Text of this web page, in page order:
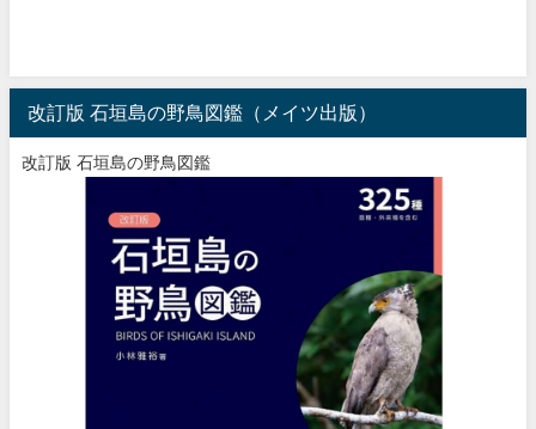
改訂版 石垣島の野鳥図鑑（メイツ出版）
改訂版 石垣島の野鳥図鑑